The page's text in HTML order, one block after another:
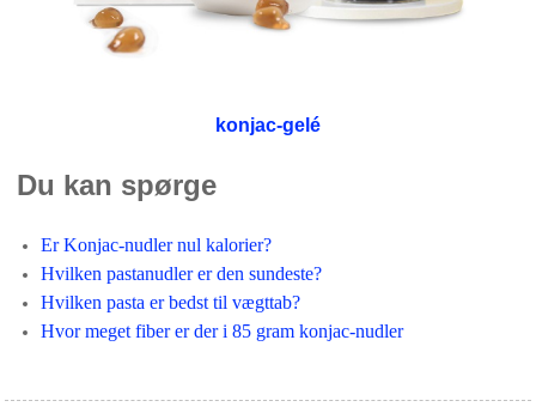
konjac-gelé
Du kan spørge
Er Konjac-nudler nul kalorier?
Hvilken pastanudler er den sundeste?
Hvilken pasta er bedst til vægttab?
Hvor meget fiber er der i 85 gram konjac-nudler